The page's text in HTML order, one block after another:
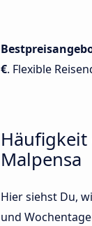
€. Flexible
Malpensa
Hier siehst Du,
und